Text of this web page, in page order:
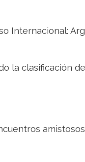
Internacional:
la clasificación